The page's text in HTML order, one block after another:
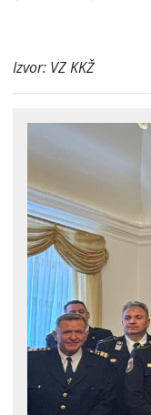
Izvor: VZ KKŽ